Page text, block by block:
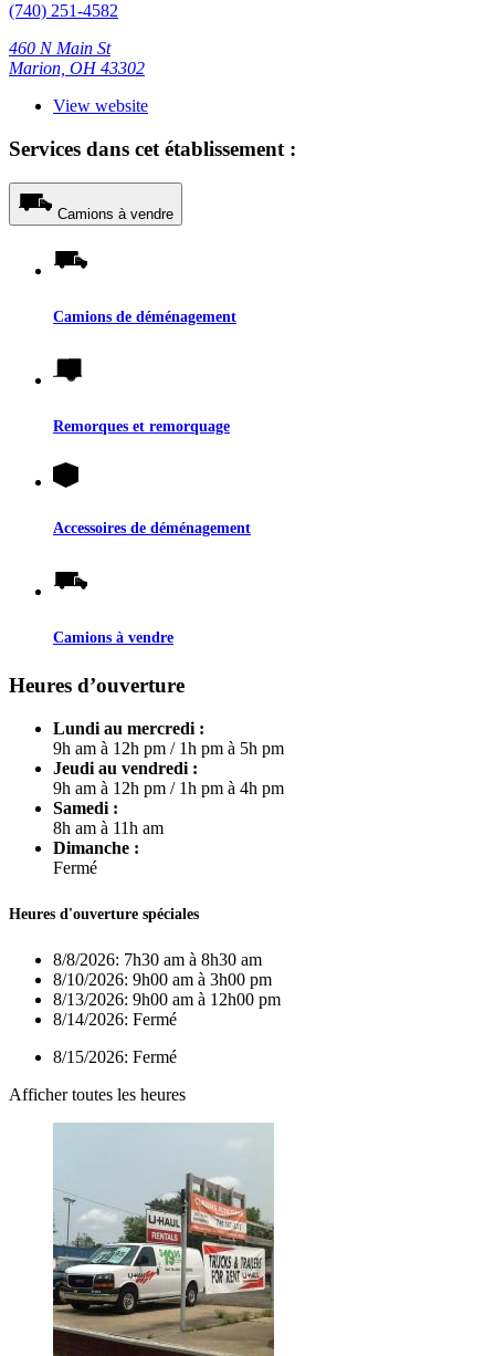
(740) 251-4582
460 N Main St
Marion, OH 43302
View website
Services dans cet établissement :
Camions à vendre
Camions de déménagement
Remorques et remorquage
Accessoires de déménagement
Camions à vendre
Heures d’ouverture
Lundi au mercredi :
9h am à 12h pm / 1h pm à 5h pm
Jeudi au vendredi :
9h am à 12h pm / 1h pm à 4h pm
Samedi :
8h am à 11h am
Dimanche :
Fermé
Heures d'ouverture spéciales
8/8/2026: 7h30 am à 8h30 am
8/10/2026: 9h00 am à 3h00 pm
8/13/2026: 9h00 am à 12h00 pm
8/14/2026: Fermé
8/15/2026: Fermé
Afficher toutes les heures